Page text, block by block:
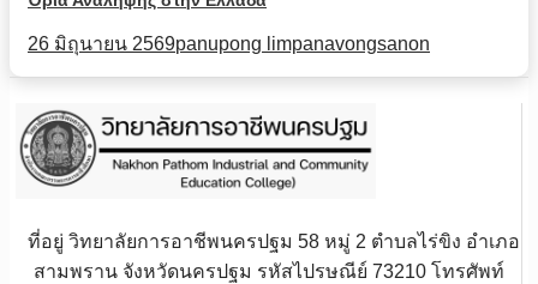
26 มิถุนายน 2569panupong limpanavongsanon
ที่อยู่ วิทยาลัยการอาชีพนครปฐม 58 หมู่ 2 ตำบลไร่ขิง อำเภอ
สามพราน จังหวัดนครปฐม รหัสไปรษณีย์ 73210 โทรศัพท์